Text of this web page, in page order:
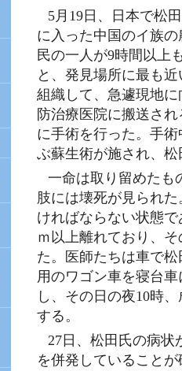
5月19日、日本で松
に入った中国のイ族
民の一人が9時間以上
と、発見場所に最も
組織して、急遽現地
防治療医院に搬送さ
に手術を行った。手
ぶ蘇生術が施され、
一命は取り留めたも
肢には壊死が見られ
ければならない状態
ｍ以上離れており、
た。医師たちは車で
用のワゴン車を寝台
し、その日の夜10時
する。
27日、松田氏の病状
を併発していること